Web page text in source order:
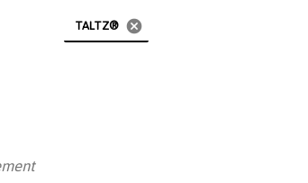
TALTZ® cancel